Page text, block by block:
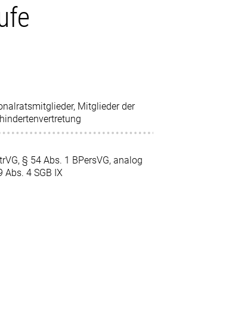
Mitglieder der
§ 54 Abs. 1 BPersVG, analog
Abs. 4 SGB IX